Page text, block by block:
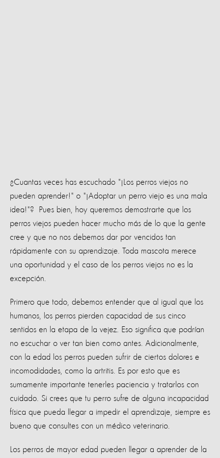
¿Cuantas veces has escuchado "¡Los perros viejos no
pueden aprender!" o "¡Adoptar un perro viejo es una mala
idea!"? Pues bien, hoy queremos demostrarte que los
perros viejos pueden hacer mucho más de lo que la gente
cree y que no nos debemos dar por vencidos tan
rápidamente con su aprendizaje. Toda mascota merece
una oportunidad y el caso de los perros viejos no es la
excepción.
Primero que todo, debemos entender que al igual que los
humanos, los perros pierden capacidad de sus cinco
sentidos en la etapa de la vejez. Eso significa que podrían
no escuchar o ver tan bien como antes. Adicionalmente,
con la edad los perros pueden sufrir de ciertos dolores e
incomodidades, como la artritis. Es por esto que es
sumamente importante tenerles paciencia y tratarlos con
cuidado. Si crees que tu perro sufre de alguna incapacidad
física que pueda llegar a impedir el aprendizaje, siempre es
bueno que consultes con un médico veterinario.
Los perros de mayor edad pueden llegar a aprender de la